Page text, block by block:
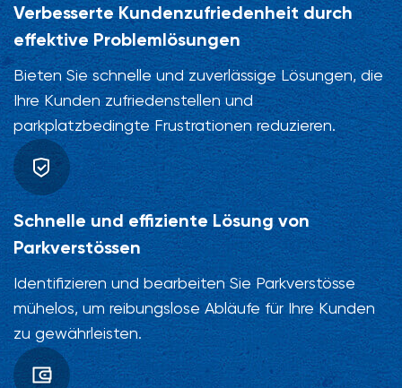
Verbesserte Kundenzufriedenheit durch
effektive Problemlösungen
Bieten Sie schnelle und zuverlässige Lösungen, die
Ihre Kunden zufriedenstellen und
parkplatzbedingte Frustrationen reduzieren.
Schnelle und effiziente Lösung von
Parkverstössen
Identifizieren und bearbeiten Sie Parkverstösse
mühelos, um reibungslose Abläufe für Ihre Kunden
zu gewährleisten.